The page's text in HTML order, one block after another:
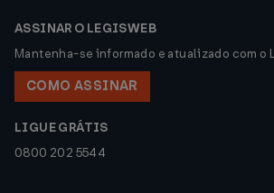
ASSINAR O LEGISWEB
Mantenha-se informado e atualizado com o
COMO ASSINAR
LIGUE GRÁTIS
0800 202 5544